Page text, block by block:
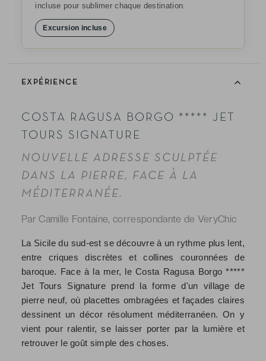
EXPÉRIENCE
COSTA RAGUSA BORGO ***** JET
TOURS SIGNATURE
NOUVELLE ADRESSE SCULPTÉE
DANS LA PIERRE, FACE À LA
MÉDITERRANÉE.
Par Camille Fontaine, correspondante de VeryChic
La Sicile du sud-est se découvre à un rythme plus lent,
entre criques discrètes et collines couronnées de
baroque. Face à la mer, le Costa Ragusa Borgo *****
Jet Tours Signature prend la forme d'un village de
pierre neuf, où placettes ombragées et façades claires
dessinent un décor résolument méditerranéen. On y
vient pour ralentir, se laisser porter par la lumière et
retrouver le goût simple des choses.
incluse pour sublimer chaque destination.
Excursion incluse